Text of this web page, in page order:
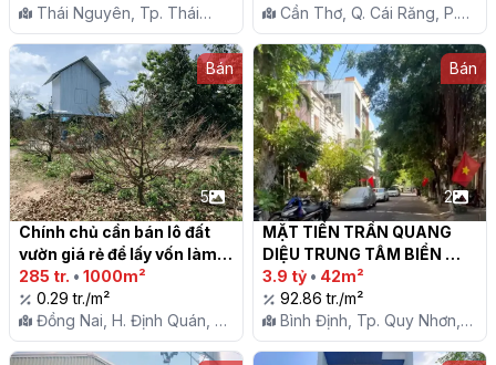
Thái Nguyên, Tp. Thái
Nguyên, X. Cao Ngạn
Cần Thơ, Q. Cái Răng, P.
Lê Bình
Bán
5
Chính chủ cần bán lô đất
vườn giá rẻ để lấy vốn làm
ăn
285 tr. • 1000m²
0.29 tr./m²
Đồng Nai, H. Định Quán, X.
Ngọc Định
Bán
2
MẶT TIỀN TRẦN QUANG
DIỆU TRUNG TÂM BIỂN
QUY NHƠN
3.9 tỷ • 42m²
92.86 tr./m²
Bình Định, Tp. Quy Nhơn,
P. Trần Quang Diệu